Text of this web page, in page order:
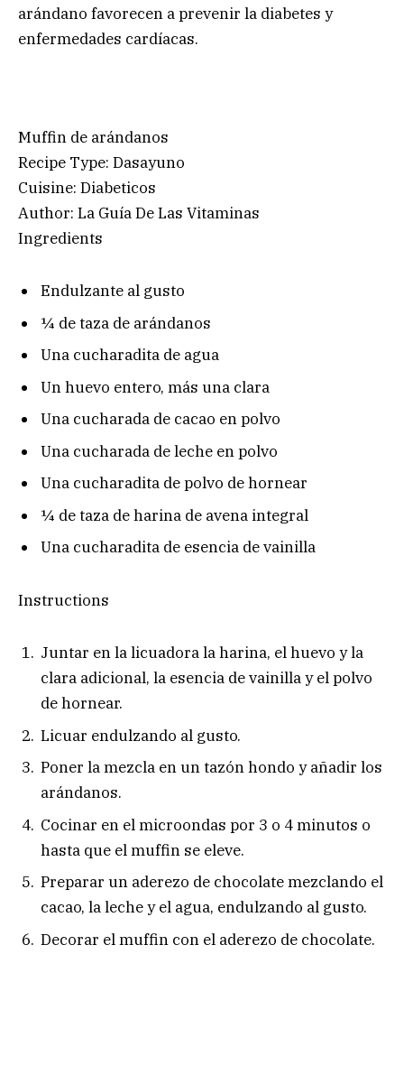
arándano favorecen a prevenir la diabetes y
enfermedades cardíacas.
Muffin de arándanos
Recipe Type: Dasayuno
Cuisine: Diabeticos
Author: La Guía De Las Vitaminas
Ingredients
Endulzante al gusto
¼ de taza de arándanos
Una cucharadita de agua
Un huevo entero, más una clara
Una cucharada de cacao en polvo
Una cucharada de leche en polvo
Una cucharadita de polvo de hornear
¼ de taza de harina de avena integral
Una cucharadita de esencia de vainilla
Instructions
Juntar en la licuadora la harina, el huevo y la
clara adicional, la esencia de vainilla y el polvo
de hornear.
Licuar endulzando al gusto.
Poner la mezcla en un tazón hondo y añadir los
arándanos.
Cocinar en el microondas por 3 o 4 minutos o
hasta que el muffin se eleve.
Preparar un aderezo de chocolate mezclando el
cacao, la leche y el agua, endulzando al gusto.
Decorar el muffin con el aderezo de chocolate.